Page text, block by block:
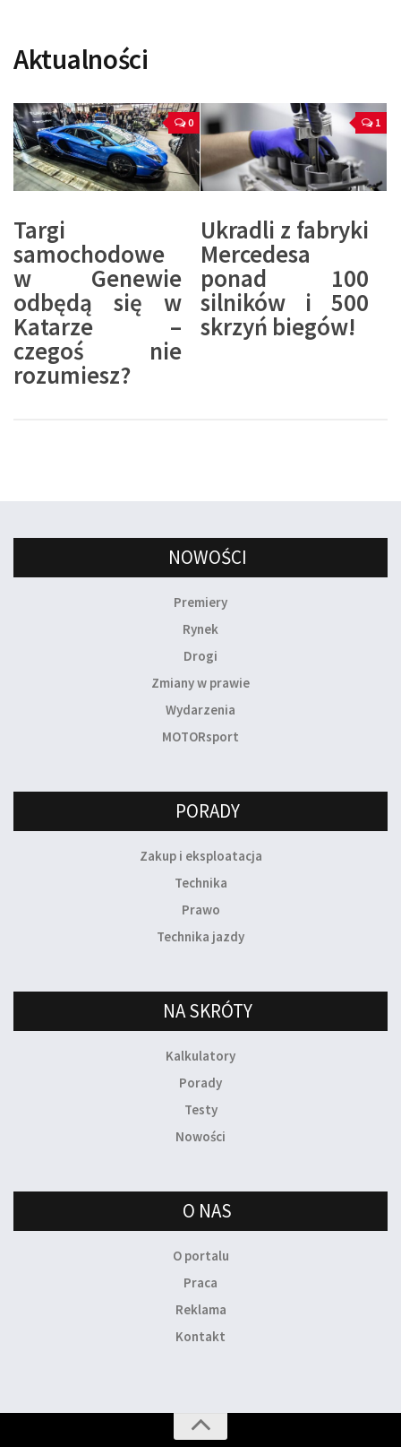
Aktualności
0
Targi
samochodowe
w Genewie
odbędą się w
Katarze –
czegoś nie
rozumiesz?
1
Ukradli z fabryki
Mercedesa
ponad 100
silników i 500
skrzyń biegów!
NOWOŚCI
Premiery
Rynek
Drogi
Zmiany w prawie
Wydarzenia
MOTORsport
PORADY
Zakup i eksploatacja
Technika
Prawo
Technika jazdy
NA SKRÓTY
Kalkulatory
Porady
Testy
Nowości
O NAS
O portalu
Praca
Reklama
Kontakt